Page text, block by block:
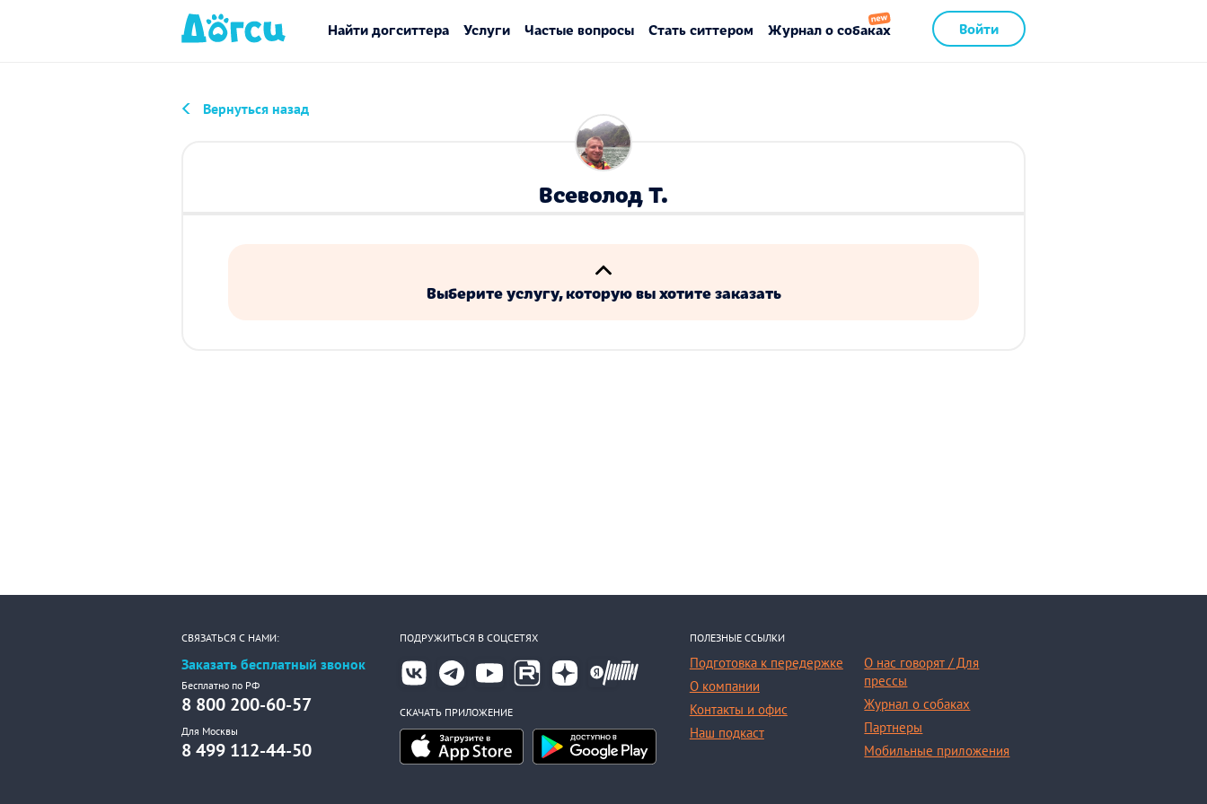
Войти
Найти догситтера Услуги Частые вопросы Стать ситтером Журнал о собаках
Вернуться назад
Всеволод Т.
Выберите услугу, которую вы хотите заказать
СВЯЗАТЬСЯ С НАМИ:
Заказать бесплатный звонок
Бесплатно по РФ
8 800 200-60-57
Для Москвы
8 499 112-44-50
ПОДРУЖИТЬСЯ В СОЦСЕТЯХ
СКАЧАТЬ ПРИЛОЖЕНИЕ
ПОЛЕЗНЫЕ ССЫЛКИ
Подготовка к передержке
О компании
Контакты и офис
Наш подкаст
О нас говорят / Для
прессы
Журнал о собаках
Партнеры
Мобильные приложения